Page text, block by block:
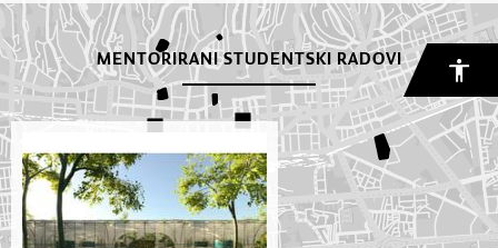
MENTORIRANI STUDENTSKI RADOVI